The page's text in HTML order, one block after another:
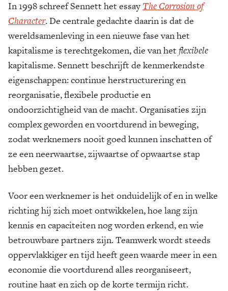
In 1998 schreef Sennett het essay The Corrosion of
Character. De centrale gedachte daarin is dat de
wereldsamenleving in een nieuwe fase van het
kapitalisme is terechtgekomen, die van het flexibele
kapitalisme. Sennett beschrijft de kenmerkendste
eigenschappen: continue herstructurering en
reorganisatie, flexibele productie en
ondoorzichtigheid van de macht. Organisaties zijn
complex geworden en voortdurend in beweging,
zodat werknemers nooit goed kunnen inschatten of
ze een neerwaartse, zijwaartse of opwaartse stap
hebben gezet.
Voor een werknemer is het onduidelijk of en in welke
richting hij zich moet ontwikkelen, hoe lang zijn
kennis en capaciteiten nog worden erkend, en wie
betrouwbare partners zijn. Teamwerk wordt steeds
oppervlakkiger en tijd heeft geen waarde meer in een
economie die voortdurend alles reorganiseert,
routine haat en zich op de korte termijn richt.